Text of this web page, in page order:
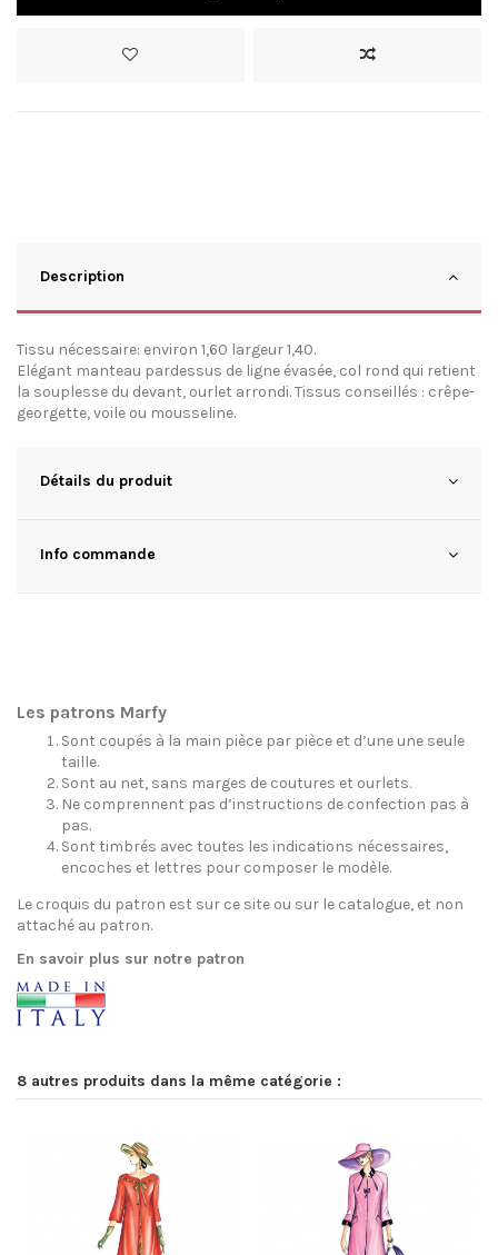
Description
Tissu nécessaire: environ 1,60 largeur 1,40.
Elégant manteau pardessus de ligne évasée, col rond qui retient
la souplesse du devant, ourlet arrondi. Tissus conseillés : crêpe-
georgette, voile ou mousseline.
Détails du produit
Info commande
Les patrons Marfy
Sont coupés à la main pièce par pièce et d’une une seule
taille.
Sont au net, sans marges de coutures et ourlets.
Ne comprennent pas d’instructions de confection pas à
pas.
Sont timbrés avec toutes les indications nécessaires,
encoches et lettres pour composer le modèle.
Le croquis du patron est sur ce site ou sur le catalogue, et non
attaché au patron.
En savoir plus sur notre patron
8 autres produits dans la même catégorie :